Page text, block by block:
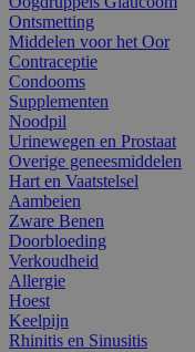
Ontsmetting
Middelen voor het Oor
Contraceptie
Condooms
Supplementen
Noodpil
Urinewegen en Prostaat
Overige geneesmiddelen
Hart en Vaatstelsel
Aambeien
Zware Benen
Doorbloeding
Verkoudheid
Allergie
Hoest
Keelpijn
Rhinitis en Sinusitis